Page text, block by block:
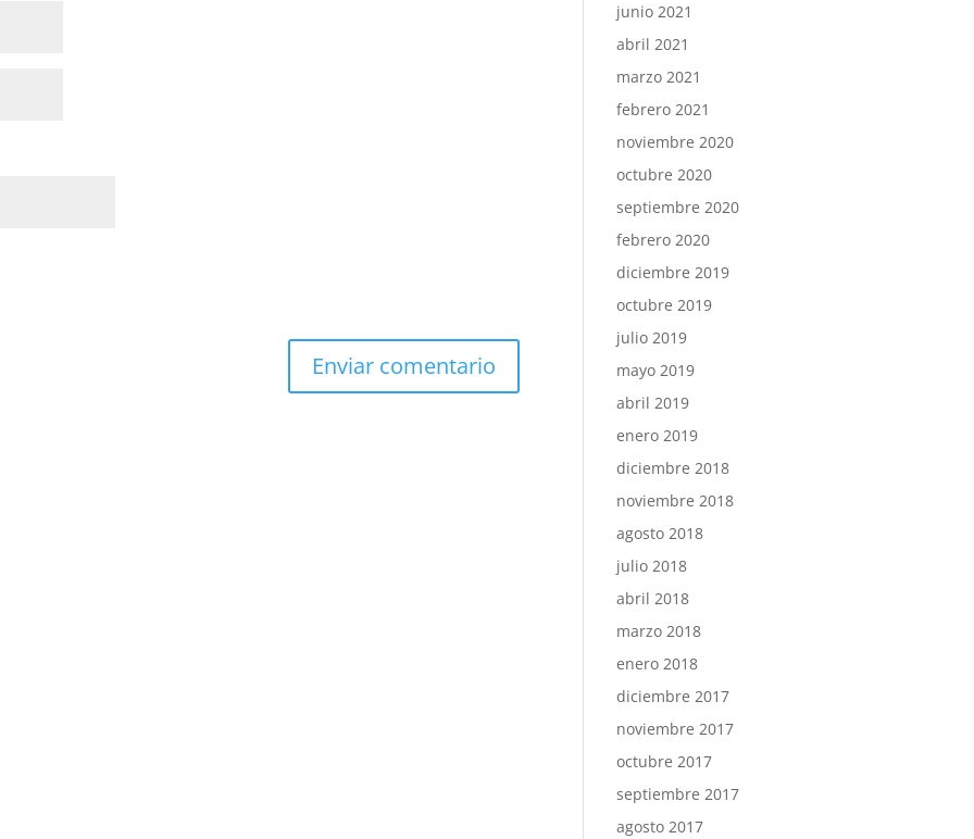
junio 2021
abril 2021
marzo 2021
febrero 2021
noviembre 2020
octubre 2020
septiembre 2020
febrero 2020
diciembre 2019
octubre 2019
julio 2019
mayo 2019
abril 2019
enero 2019
diciembre 2018
noviembre 2018
agosto 2018
julio 2018
abril 2018
marzo 2018
enero 2018
diciembre 2017
noviembre 2017
octubre 2017
septiembre 2017
agosto 2017